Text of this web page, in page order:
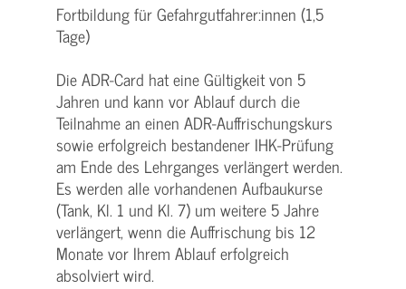
Fortbildung für Gefahrgutfahrer:innen (1,5
Tage)
Die ADR-Card hat eine Gültigkeit von 5
Jahren und kann vor Ablauf durch die
Teilnahme an einen ADR-Auffrischungskurs
sowie erfolgreich bestandener IHK-Prüfung
am Ende des Lehrganges verlängert werden.
Es werden alle vorhandenen Aufbaukurse
(Tank, Kl. 1 und Kl. 7) um weitere 5 Jahre
verlängert, wenn die Auffrischung bis 12
Monate vor Ihrem Ablauf erfolgreich
absolviert wird.